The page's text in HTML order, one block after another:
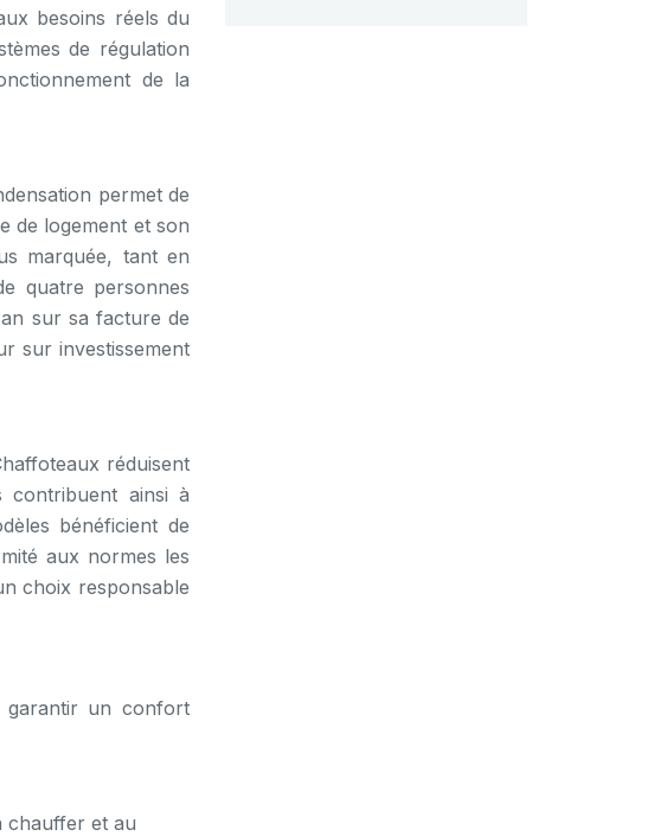
besoins réels du
de régulation
de la
permet de
de logement et son
marquée, tant en
quatre personnes
sur sa facture de
sur investissement
réduisent
contribuent ainsi à
bénéficient de
aux normes les
choix responsable
garantir un confort
chauffer et au